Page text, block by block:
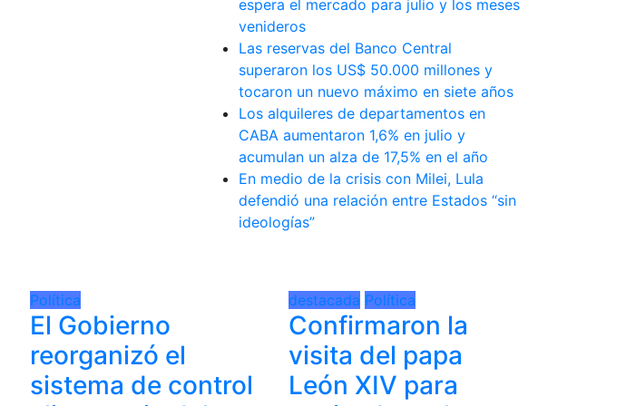
espera el mercado para julio y los meses
venideros
Las reservas del Banco Central
superaron los US$ 50.000 millones y
tocaron un nuevo máximo en siete años
Los alquileres de departamentos en
CABA aumentaron 1,6% en julio y
acumulan un alza de 17,5% en el año
En medio de la crisis con Milei, Lula
defendió una relación entre Estados “sin
ideologías”
Política
El Gobierno
reorganizó el
sistema de control
destacada Política
Confirmaron la
visita del papa
León XIV para